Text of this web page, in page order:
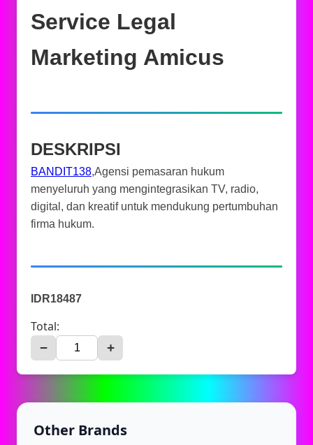
Service Legal
Marketing Amicus
DESKRIPSI
BANDIT138,Agensi pemasaran hukum
menyeluruh yang mengintegrasikan TV, radio,
digital, dan kreatif untuk mendukung pertumbuhan
firma hukum.
IDR18487
Total:
− +
Other Brands